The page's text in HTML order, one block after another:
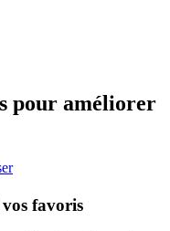
pour améliorer
favoris